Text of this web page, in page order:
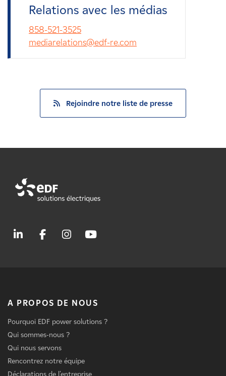
Relations avec les médias
858-521-3525
mediarelations@edf-re.com
Rejoindre notre liste de presse
A PROPOS DE NOUS
Pourquoi EDF power solutions ?
Qui sommes-nous ?
Qui nous servons
Rencontrez notre équipe
Déclarations de l'entreprise